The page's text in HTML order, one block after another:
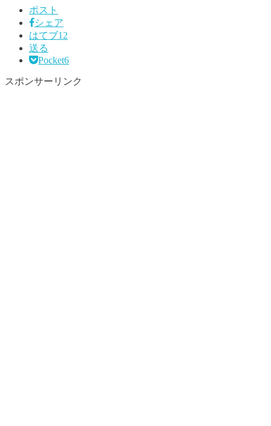
ポスト
シェア
はてブ12
送る
Pocket6
スポンサーリンク